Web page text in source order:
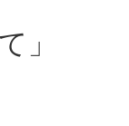
」